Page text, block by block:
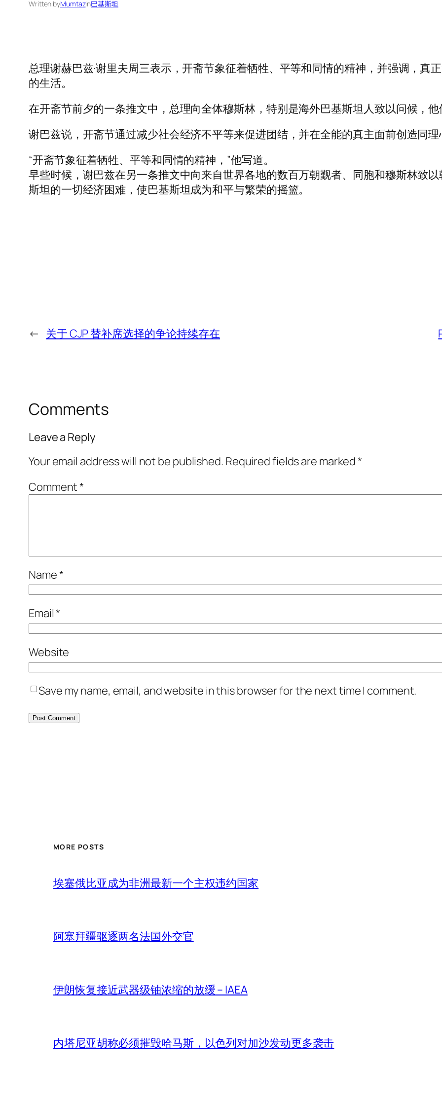
Written byMumtazin巴基斯坦
总理谢赫巴兹·谢里夫周三表示，开斋节象征着牺牲、平等和同情的精神，并强调，真
的生活。
在开斋节前夕的一条推文中，总理向全体穆斯林，特别是海外巴基斯坦人致以问候，他
谢巴兹说，开斋节通过减少社会经济不平等来促进团结，并在全能的真主面前创造同理
“开斋节象征着牺牲、平等和同情的精神，”他写道。
早些时候，谢巴兹在另一条推文中向来自世界各地的数百万朝觐者、同胞和穆斯林致
斯坦的一切经济困难，使巴基斯坦成为和平与繁荣的摇篮。
← 关于 CJP 替补席选择的争论持续存在
Comments
Leave a Reply
Your email address will not be published. Required fields are marked*
Comment*
Name*
Email*
Website
Save my name, email, and website in this browser for the next time I comment.
MORE POSTS
埃塞俄比亚成为非洲最新一个主权违约国家
阿塞拜疆驱逐两名法国外交官
伊朗恢复接近武器级铀浓缩的放缓 – IAEA
内塔尼亚胡称必须摧毁哈马斯，以色列对加沙发动更多袭击